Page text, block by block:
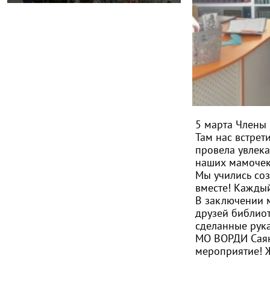
5 марта
Там нас
провела
наших
Мы учились
вместе!
В заключении
друзей
сделанные
МО ВОРДИ
мероприятие!